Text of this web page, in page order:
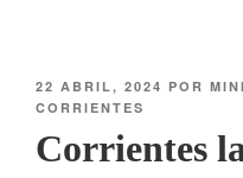
22 ABRIL, 2024 POR
CORRIENTES
Corrientes